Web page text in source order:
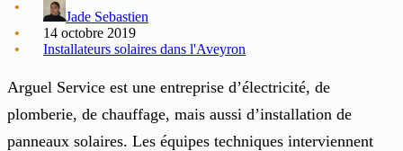
Jade Sebastien
14 octobre 2019
Installateurs solaires dans l'Aveyron
Arguel Service est une entreprise d’électricité, de
plomberie, de chauffage, mais aussi d’installation de
panneaux solaires. Les équipes techniques interviennent